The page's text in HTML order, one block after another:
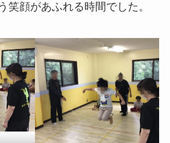
笑顔があふれる時間でした。